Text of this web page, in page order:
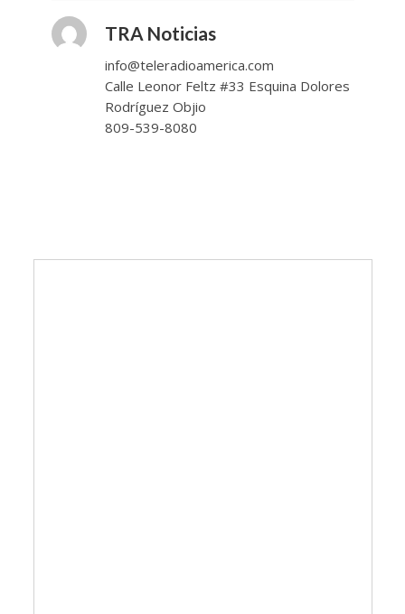
TRA Noticias
info@teleradioamerica.com
Calle Leonor Feltz #33 Esquina Dolores
Rodríguez Objio
809-539-8080